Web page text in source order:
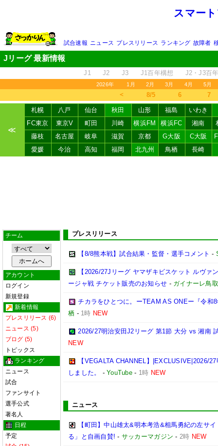
スマー
試合速報 ニュース プレスリリース ランキング 故障者
Jリーグ 最新情報
J1 J2 J3 J1百年構想 J2・J3百
2026年 1月 2月 3月 4月 5月
＜ 8/5 6 7
≪
札幌 八戸 仙台 秋田 山形 福島
いわき
FC東京
東京V 町田 川崎 横浜FM 横浜FC 湘南
藤枝
名古屋 岐阜 滋賀 京都 G大阪 C大阪
愛媛
今治 高知 福岡 北九州 鳥栖 長崎
チーム
アカウント
ログイン
新規登録
新着情報
プレスリリース (6)
ニュース (5)
ブログ (5)
トピックス
ランキング
ニュース
試合
ファンサイト
選手公式
著名人
日程
予定
プレスリリース
【8/8熊本戦】試合結果・監督・選手コメント -
【2026/27Jリーグ ヤマザキビスケット ルヴ
ージャ戦 チケット販売のお知らせ - ガイナーレ鳥取
チカラをひとつに。ーTEAM AS ONEー『令和
栖 - 1時 NEW
2026/27明治安田J2リーグ 第1節 大分 vs 湘南
NEW
【VEGALTA CHANNEL】|EXCLUSIVE|2026/
しました。
-YouTube - 1時 NEW
ニュース
【町田】中山雄太&明本考浩&相馬勇紀の左サ
る」と自画自賛! - サッカーマガジン - 2時 NEW